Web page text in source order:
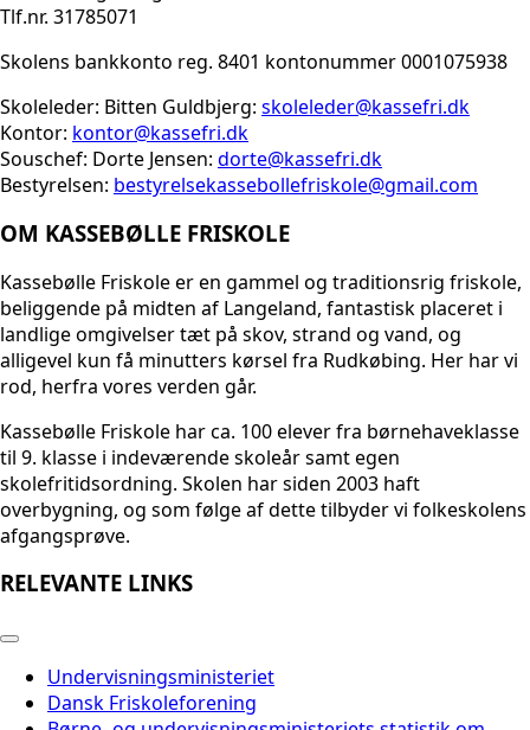
Tlf.nr. 31785071
Skolens bankkonto reg. 8401 kontonummer 0001075938
Skoleleder: Bitten Guldbjerg: skoleleder@kassefri.dk
Kontor: kontor@kassefri.dk
Souschef: Dorte Jensen: dorte@kassefri.dk
Bestyrelsen: bestyrelsekassebollefriskole@gmail.com
OM KASSEBØLLE FRISKOLE
Kassebølle Friskole er en gammel og traditionsrig friskole,
beliggende på midten af Langeland, fantastisk placeret i
landlige omgivelser tæt på skov, strand og vand, og
alligevel kun få minutters kørsel fra Rudkøbing. Her har vi
rod, herfra vores verden går.
Kassebølle Friskole har ca. 100 elever fra børnehaveklasse
til 9. klasse i indeværende skoleår samt egen
skolefritidsordning. Skolen har siden 2003 haft
overbygning, og som følge af dette tilbyder vi folkeskolens
afgangsprøve.
RELEVANTE LINKS
Undervisningsministeriet
Dansk Friskoleforening